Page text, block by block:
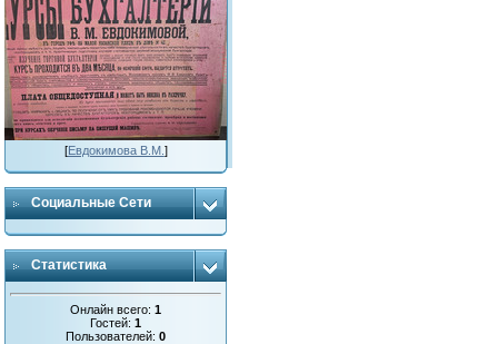
[Евдокимова В.М. ]
Социальные Сети
Статистика
Онлайн всего:1
Гостей:1
Пользователей:0